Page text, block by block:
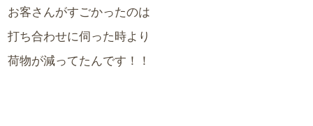
お客さんがすごかったのは
打ち合わせに伺った時より
荷物が減ってたんです！！